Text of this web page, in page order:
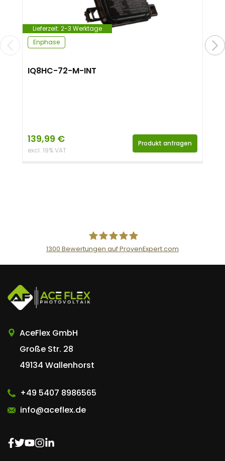
Lieferzeit: 2-3 Werktage
Enphase
IQ8HC-72-M-INT
139,99 €
excl. 19% VAT
Produkt anfragen
AceFlex GmbH
1300 Bewertungen auf ProvenExpert.com
AceFlex GmbH
Große Str. 28
49134 Wallenhorst
+49 5407 8986565
info@aceflex.de